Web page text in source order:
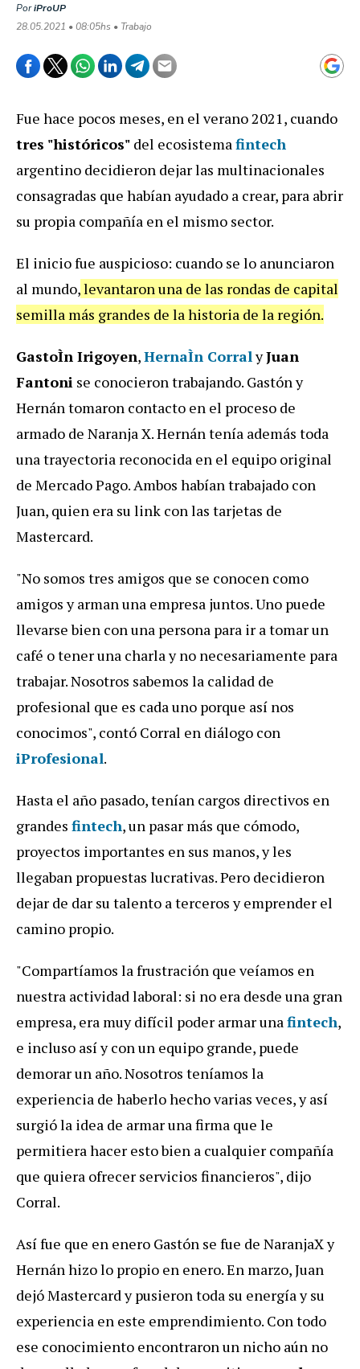
PoriProUP
28.05.2021 • 08:05hs • Trabajo
Fue hace pocos meses, en el verano 2021, cuando
tres "históricos" del ecosistemafintech
argentino decidieron dejar las multinacionales
consagradas que habían ayudado a crear, para abrir
su propia compañía en el mismo sector.
El inicio fue auspicioso: cuando se lo anunciaron
al mundo,levantaron una de las rondas de capital
semilla más grandes de la historia de la región.
GastoÌn Irigoyen,HernaÌn CorralyJuan
Fantoni se conocieron trabajando. Gastón y
Hernán tomaron contacto en el proceso de
armado de Naranja X. Hernán tenía además toda
una trayectoria reconocida en el equipo original
de Mercado Pago. Ambos habían trabajado con
Juan, quien era su link con las tarjetas de
Mastercard.
"No somos tres amigos que se conocen como
amigos y arman una empresa juntos. Uno puede
llevarse bien con una persona para ir a tomar un
café o tener una charla y no necesariamente para
trabajar. Nosotros sabemos la calidad de
profesional que es cada uno porque así nos
conocimos", contó Corral en diálogo con
iProfesional.
Hasta el año pasado, tenían cargos directivos en
grandes fintech, un pasar más que cómodo,
proyectos importantes en sus manos, y les
llegaban propuestas lucrativas. Pero decidieron
dejar de dar su talento a terceros y emprender el
camino propio.
"Compartíamos la frustración que veíamos en
nuestra actividad laboral: si no era desde una gran
empresa, era muy difícil poder armar unafintech,
e incluso así y con un equipo grande, puede
demorar un año. Nosotros teníamos la
experiencia de haberlo hecho varias veces, y así
surgió la idea de armar una firma que le
permitiera hacer esto bien a cualquier compañía
que quiera ofrecer servicios financieros", dijo
Corral.
Así fue que en enero Gastón se fue de NaranjaX y
Hernán hizo lo propio en enero. En marzo, Juan
dejó Mastercard y pusieron toda su energía y su
experiencia en este emprendimiento. Con todo
ese conocimiento encontraron un nicho aún no